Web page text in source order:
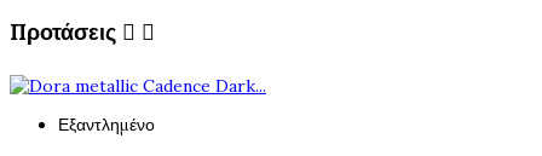
Προτάσεις  
Εξαντλημένο